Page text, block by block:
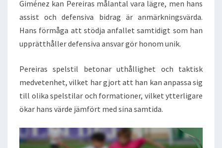
Giménez kan Pereiras målantal vara lägre, men hans
assist och defensiva bidrag är anmärkningsvärda.
Hans förmåga att stödja anfallet samtidigt som han
upprätthåller defensiva ansvar gör honom unik.
Pereiras spelstil betonar uthållighet och taktisk
medvetenhet, vilket har gjort att han kan anpassa sig
till olika spelstilar och formationer, vilket ytterligare
ökar hans värde jämfört med sina samtida.